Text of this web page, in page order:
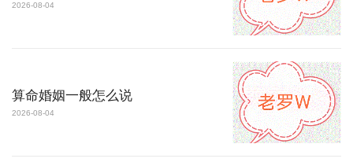
2026-08-04
算命婚姻一般怎么说
2026-08-04